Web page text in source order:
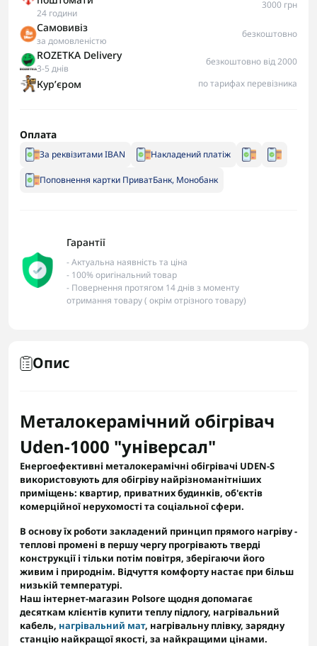
24 години
3000 грн
Самовивіз
за домовленістю
безкоштовно
ROZETKA Delivery
3-5 днів
безкоштовно від 2000
Курʼєром по тарифах перевізника
Оплата
За реквізитами IBAN Накладений платіж
Поповнення картки ПриватБанк, Монобанк
Гарантії
- Актуальна наявність та ціна
- 100% оригінальний товар
- Повернення протягом 14 днів з моменту
отримання товару ( окрім отрізного товару)
Опис
Металокерамічний обігрівач
Uden-1000 "універсал"
Енергоефективні металокерамічні обігрівачі UDEN-S
використовують для обігріву найрізноманітніших
приміщень: квартир, приватних будинків, об'єктів
комерційної нерухомості та соціальної сфери.
В основу їх роботи закладений принцип прямого нагріву -
теплові промені в першу чергу прогрівають тверді
конструкції і тільки потім повітря, зберігаючи його
живим і природнім. Відчуття комфорту настає при більш
низькій температурі.
Наш інтернет-магазин Polsore щодня допомагає
десяткам клієнтів купити теплу підлогу, нагрівальний
кабель, нагрівальний мат, нагрівальну плівку, зарядну
станцію найкращої якості, за найкращими цінами.